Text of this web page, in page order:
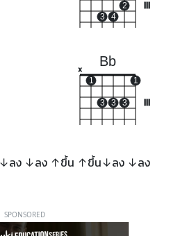
3 4
2
Bb
x
1
3 3 3
1
ลง ↓ลง ↑ขึ้น ↑ขึ้น↓ลง ↓ลง
SPONSORED